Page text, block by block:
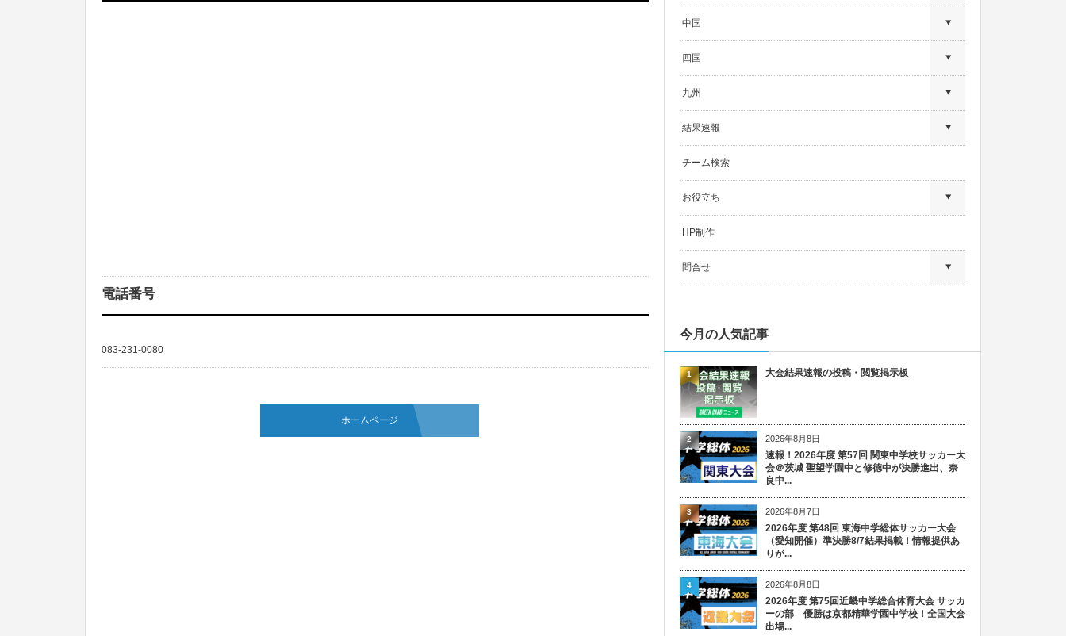
電話番号
083-231-0080
ホームページ
中国
四国
九州
結果速報
チーム検索
お役立ち
HP制作
問合せ
今月の人気記事
大会結果速報の投稿・閲覧掲示板
1
2026年8月8日
速報！2026年度 第57回 関東中学校サッカー大
会＠茨城 聖望学園中と修徳中が決勝進出、奈
良中...
2
2026年8月7日
2026年度 第48回 東海中学総体サッカー大会
（愛知開催）準決勝8/7結果掲載！情報提供あ
りが...
3
2026年8月8日
2026年度 第75回近畿中学総合体育大会 サッカ
ーの部 優勝は京都精華学園中学校！全国大会
出場...
4